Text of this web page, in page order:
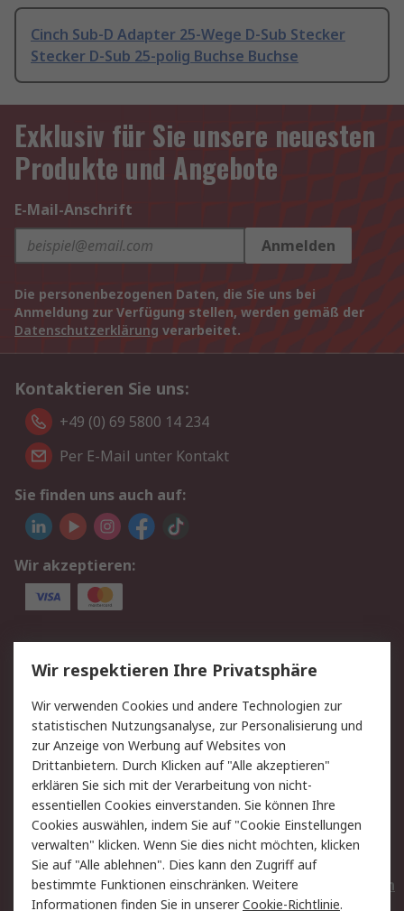
Cinch Sub-D Adapter 25-Wege D-Sub Stecker
Stecker D-Sub 25-polig Buchse Buchse
Exklusiv für Sie unsere neuesten
Produkte und Angebote
E-Mail-Anschrift
Anmelden
Die personenbezogenen Daten, die Sie uns bei
Anmeldung zur Verfügung stellen, werden gemäß der
Datenschutzerklärung verarbeitet.
Kontaktieren Sie uns:
+49 (0) 69 5800 14 234
Per E-Mail unter Kontakt
Sie finden uns auch auf:
Wir akzeptieren:
Service
Value Added Services
Lieferlösungen
Rücksendungen
Kontakt
Hilfe
Privatkunden
Rechtliches
AGB
Datenschutz
Cookie-Richtlinie
Zahlungsbedingungen
Copyright/Impressum
Entsorgung
Elektrogeräte/Batterien
Wir respektieren Ihre Privatsphäre
Wir verwenden Cookies und andere Technologien zur
statistischen Nutzungsanalyse, zur Personalisierung und
zur Anzeige von Werbung auf Websites von
Drittanbietern. Durch Klicken auf "Alle akzeptieren"
erklären Sie sich mit der Verarbeitung von nicht-
essentiellen Cookies einverstanden. Sie können Ihre
Cookies auswählen, indem Sie auf "Cookie Einstellungen
verwalten" klicken. Wenn Sie dies nicht möchten, klicken
Sie auf "Alle ablehnen". Dies kann den Zugriff auf
bestimmte Funktionen einschränken. Weitere
Informationen finden Sie in unsererCookie-Richtlinie.